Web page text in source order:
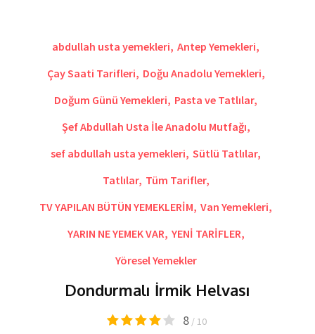
abdullah usta yemekleri, Antep Yemekleri,
Çay Saati Tarifleri, Doğu Anadolu Yemekleri,
Doğum Günü Yemekleri, Pasta ve Tatlılar,
Şef Abdullah Usta İle Anadolu Mutfağı,
sef abdullah usta yemekleri, Sütlü Tatlılar,
Tatlılar, Tüm Tarifler,
TV YAPILAN BÜTÜN YEMEKLERİM, Van Yemekleri,
YARIN NE YEMEK VAR, YENİ TARİFLER,
Yöresel Yemekler
Dondurmalı İrmik Helvası
8/ 10